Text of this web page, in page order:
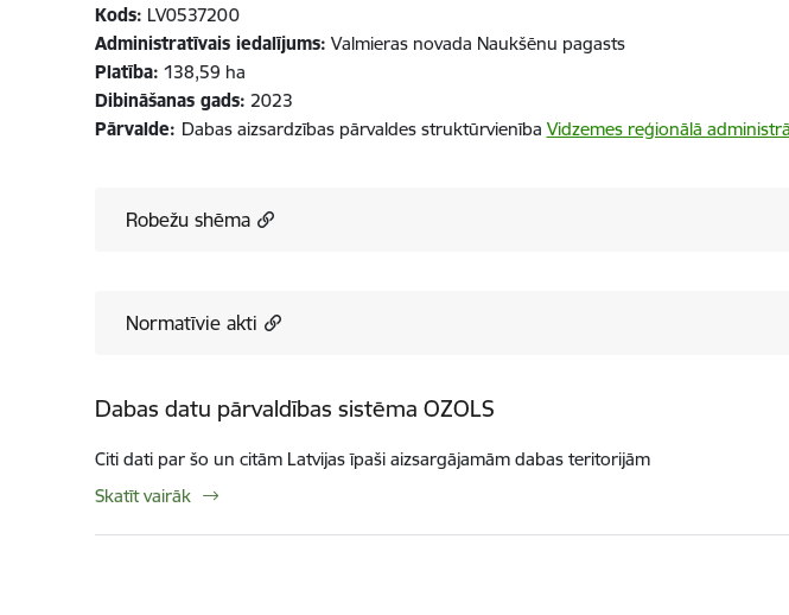
Kods: LV0537200
Administratīvais iedalījums: Valmieras novada Naukšēnu pagasts
Platība: 138,59 ha
Dibināšanas gads: 2023
Pārvalde: Dabas aizsardzības pārvaldes struktūrvienība Vidzemes reģionālā
Robežu shēma
Normatīvie akti
Dabas datu pārvaldības sistēma OZOLS
Citi dati par šo un citām Latvijas īpaši aizsargājamām dabas teritorijām
Skatīt vairāk